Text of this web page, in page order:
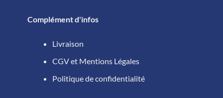
Complément d'infos
Livraison
CGV et Mentions Légales
Politique de confidentialité